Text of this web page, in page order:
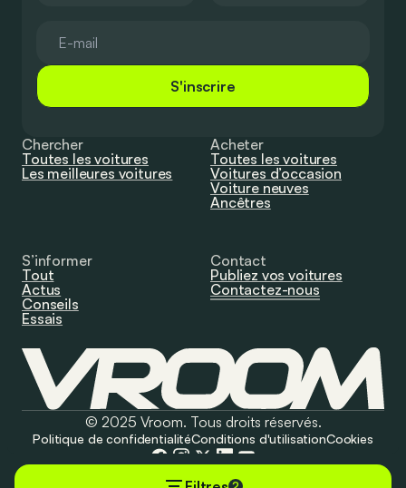
S'inscrire
Chercher
Toutes les voitures
Les meilleures voitures
Acheter
Toutes les voitures
Voitures d’occasion
Voiture neuves
Ancêtres
S’informer
Tout
Actus
Conseils
Essais
Contact
Publiez vos voitures
Contactez-nous
© 2025 Vroom. Tous droits réservés.
Politique de confidentialitéConditions d'utilisationCookies